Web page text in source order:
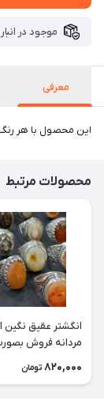
موجود در انبار
معرفی
این محصول با هر
محصولات مرتبط
انگشتر عقیق نگین
مردانه فروش
3عدد هست فروش
820,000 تومان